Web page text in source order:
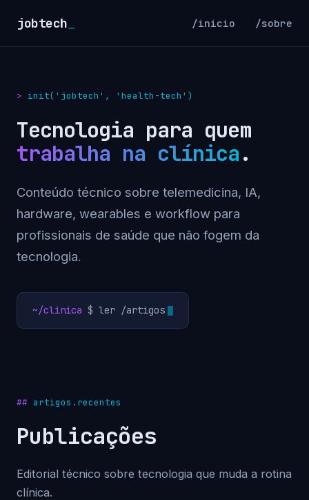
jobtech_ /inicio /sobre
init('jobtech', 'health-tech')
Tecnologia para quem
trabalha na clínica.
Conteúdo técnico sobre telemedicina, IA,
hardware, wearables e workflow para
profissionais de saúde que não fogem da
tecnologia.
~/clinica $ ler /artigos
artigos.recentes
Publicações
Editorial técnico sobre tecnologia que muda a rotina
clínica.